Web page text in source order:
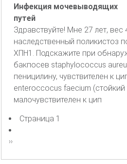
Инфекция мочевыводящих
путей
Здравствуйте! Мне 27 лет, вес
наследственный поликистоз
ХПН1. Подскажите при
бакпосев staphylococcus
пеницилину, чувствителен к
enteroccocus faecium (стойкий
малочувствителен к цип
Нумерация
страниц
Страница 1
Следующая
››